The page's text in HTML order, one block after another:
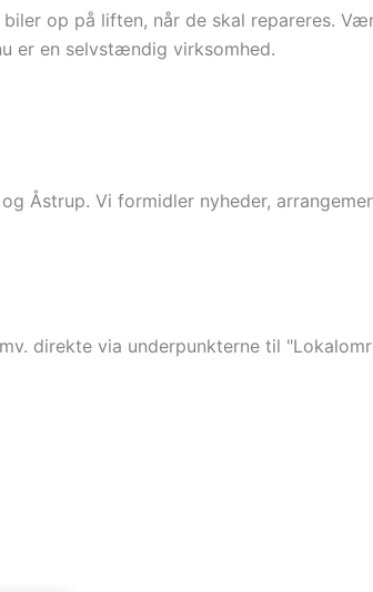
op på liften, når de skal repareres.
er en selvstændig virksomhed.
Åstrup. Vi formidler nyheder,
direkte via underpunkterne til